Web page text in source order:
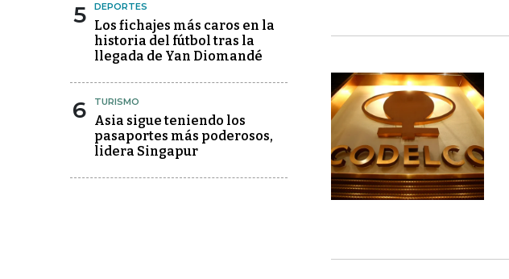
5 DEPORTES
Los fichajes más caros en la
historia del fútbol tras la
llegada de Yan Diomandé
6 TURISMO
Asia sigue teniendo los
pasaportes más poderosos,
lidera Singapur